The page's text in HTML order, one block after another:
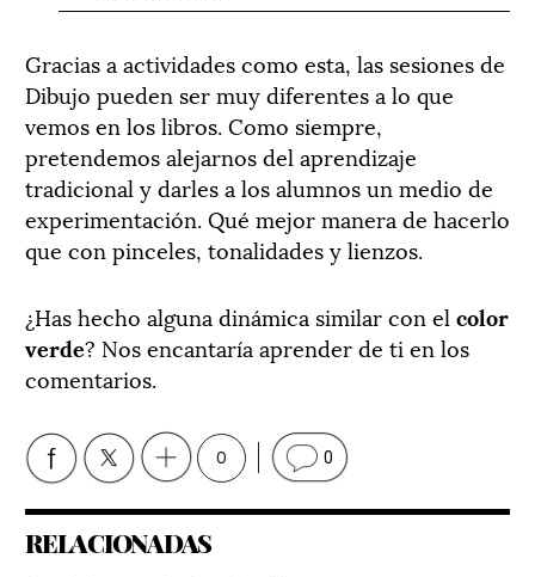
Gracias a actividades como esta, las sesiones de
Dibujo pueden ser muy diferentes a lo que
vemos en los libros. Como siempre,
pretendemos alejarnos del aprendizaje
tradicional y darles a los alumnos un medio de
experimentación. Qué mejor manera de hacerlo
que con pinceles, tonalidades y lienzos.
¿Has hecho alguna dinámica similar con el color
verde? Nos encantaría aprender de ti en los
comentarios.
0 0
RELACIONADAS